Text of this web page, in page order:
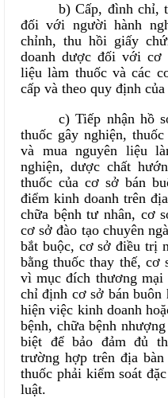
b) Cấp, đình chỉ,
đối với người hành
chỉnh, thu hồi giấy
doanh dược đối với cơ
liệu làm thuốc và các
cấp và theo quy định
c) Tiếp nhận hồ
thuốc gây nghiện,
và mua nguyên liệu
nghiện, dược chất
thuốc của cơ sở bán
điểm kinh doanh trên
chữa bệnh tư nhân, cơ
cơ sở đào tạo chuyên
bắt buộc, cơ sở điều trị
bằng thuốc thay thế, cơ
vì mục đích thương mại
chỉ định cơ sở bán buôn
hiện việc kinh doanh
bệnh, chữa bệnh
biệt để bảo đảm đủ
trường hợp trên địa
thuốc phải kiểm soát
luật.